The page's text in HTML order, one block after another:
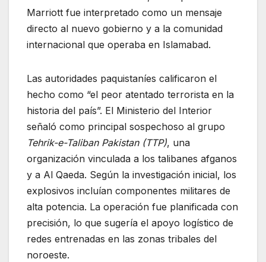
Marriott fue interpretado como un mensaje
directo al nuevo gobierno y a la comunidad
internacional que operaba en Islamabad.
Las autoridades paquistaníes calificaron el
hecho como “el peor atentado terrorista en la
historia del país”. El Ministerio del Interior
señaló como principal sospechoso al grupo
Tehrik-e-Taliban Pakistan (TTP), una
organización vinculada a los talibanes afganos
y a Al Qaeda. Según la investigación inicial, los
explosivos incluían componentes militares de
alta potencia. La operación fue planificada con
precisión, lo que sugería el apoyo logístico de
redes entrenadas en las zonas tribales del
noroeste.